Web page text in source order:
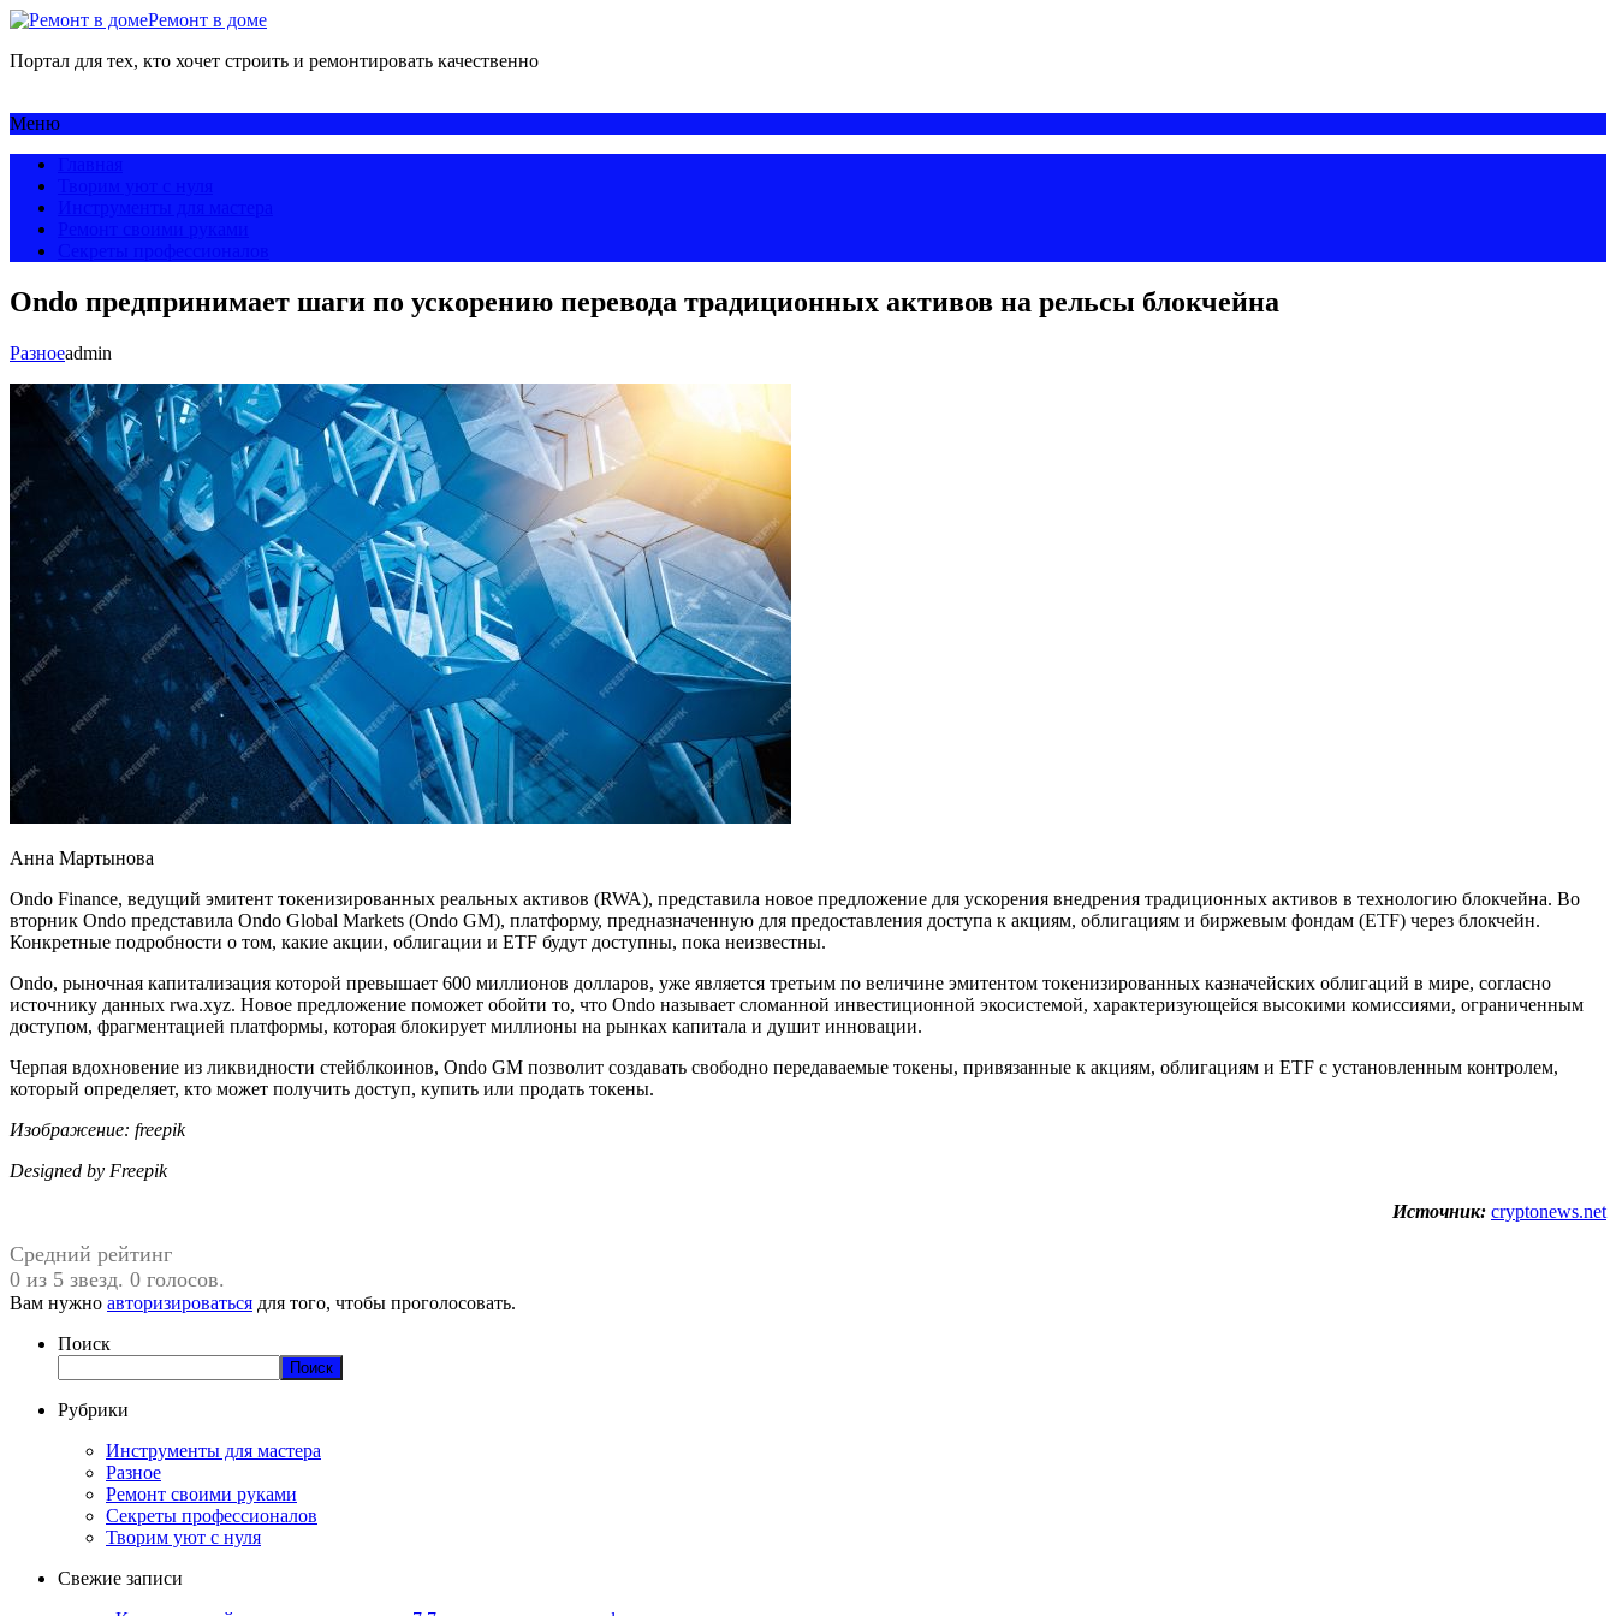
Ремонт в доме
Портал для тех, кто хочет строить и ремонтировать качественно
Меню
Ondo предпринимает шаги по ускорению перевода традиционных активов на рельсы блокчейна
Разноеadmin
Анна Мартынова
Ondo Finance, ведущий эмитент токенизированных реальных активов (RWA), представила новое предложение для ускорения внедрения традиционных активов в технологию блокчейна. Во
вторник Ondo представила Ondo Global Markets (Ondo GM), платформу, предназначенную для предоставления доступа к акциям, облигациям и биржевым фондам (ETF) через блокчейн.
Конкретные подробности о том, какие акции, облигации и ETF будут доступны, пока неизвестны.
Ondo, рыночная капитализация которой превышает 600 миллионов долларов, уже является третьим по величине эмитентом токенизированных казначейских облигаций в мире, согласно
источнику данных rwa.xyz. Новое предложение поможет обойти то, что Ondo называет сломанной инвестиционной экосистемой, характеризующейся высокими комиссиями, ограниченным
доступом, фрагментацией платформы, которая блокирует миллионы на рынках капитала и душит инновации.
Черпая вдохновение из ликвидности стейблкоинов, Ondo GM позволит создавать свободно передаваемые токены, привязанные к акциям, облигациям и ETF с установленным контролем,
который определяет, кто может получить доступ, купить или продать токены.
Изображение: freepik
Designed by Freepik
Источник: cryptonews.net
Средний рейтинг
0 из 5 звезд. 0 голосов.
Вам нужно авторизироваться для того, чтобы проголосовать.
Поиск
Поиск
Рубрики
Инструменты для мастера
Разное
Ремонт своими руками
Секреты профессионалов
Творим уют с нуля
Свежие записи